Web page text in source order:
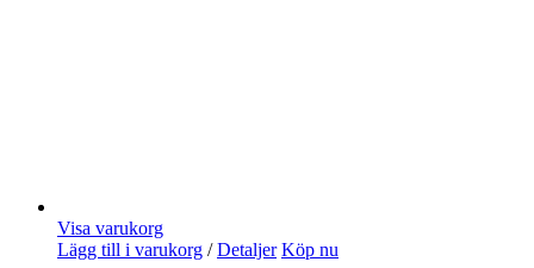
Visa varukorg
Lägg till i varukorg / Detaljer Köp nu